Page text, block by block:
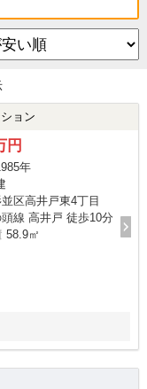
ョン
円
年
区高井戸東4丁目
線 高井戸 徒歩10分
58.9㎡